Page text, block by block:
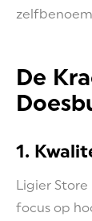
De
1.
Ligier
focus op